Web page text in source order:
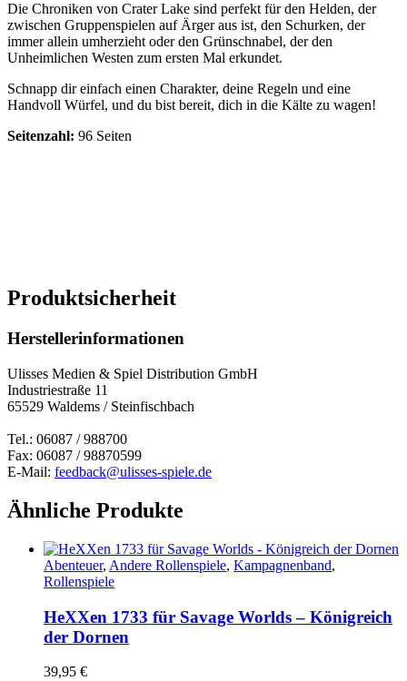
Die Chroniken von Crater Lake sind perfekt für den Helden, der
zwischen Gruppenspielen auf Ärger aus ist, den Schurken, der
immer allein umherzieht oder den Grünschnabel, der den
Unheimlichen Westen zum ersten Mal erkundet.
Schnapp dir einfach einen Charakter, deine Regeln und eine
Handvoll Würfel, und du bist bereit, dich in die Kälte zu wagen!
Seitenzahl: 96 Seiten
Produktsicherheit
Herstellerinformationen
Ulisses Medien & Spiel Distribution GmbH
Industriestraße 11
65529 Waldems / Steinfischbach
Tel.: 06087 / 988700
Fax: 06087 / 98870599
E-Mail: feedback@ulisses-spiele.de
Ähnliche Produkte
Abenteuer, Andere Rollenspiele, Kampagnenband,
Rollenspiele
HeXXen 1733 für Savage Worlds – Königreich
der Dornen
39,95 €